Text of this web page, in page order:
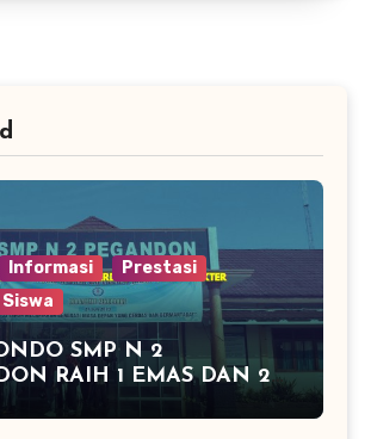
Informasi
Prestasi
SMP N 2
RAIH 1 EMAS DAN 2
KAPOLRES CUP
2016